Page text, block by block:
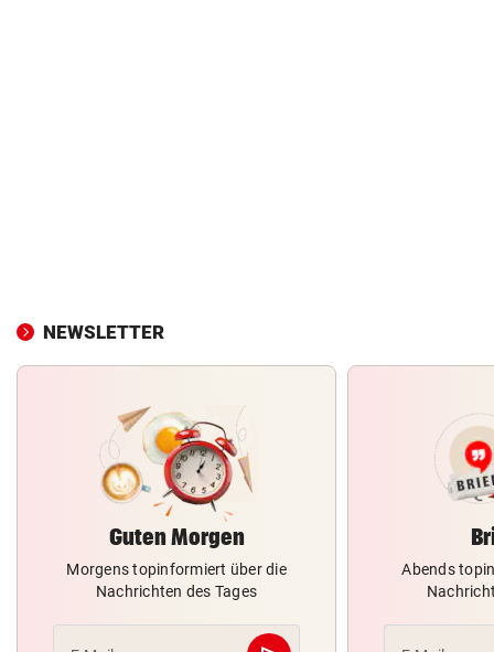
NEWSLETTER
Guten Morgen
Morgens topinformiert über die
Nachrichten des Tages
Abends